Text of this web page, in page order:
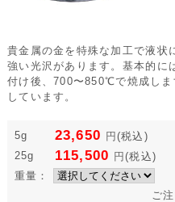
貴金属の金を特殊な加工で液状
強い光沢があります。基本的に
付け後、700〜850℃で焼成し
しています。
5g 23,650 円(税込)
25g
115,500 円(税込)
重量：
ご